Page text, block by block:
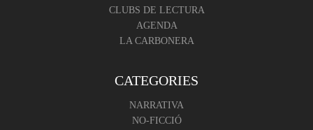
CLUBS DE LECTURA
AGENDA
LA CARBONERA
CATEGORIES
NARRATIVA
NO-FICCIÓ